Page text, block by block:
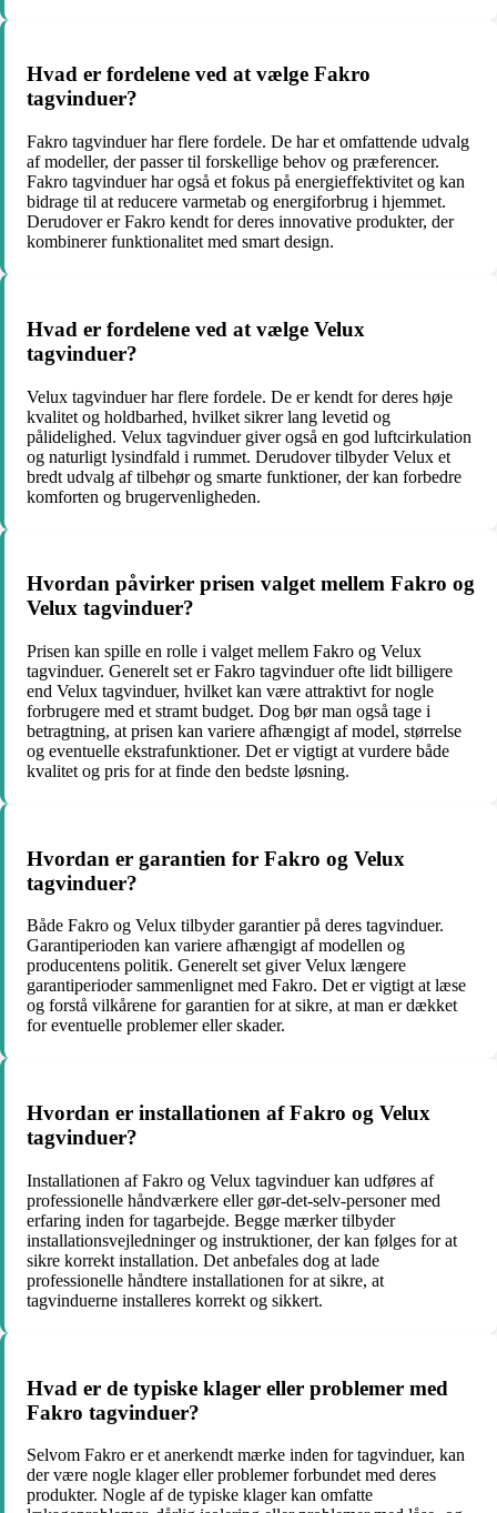
Hvad er fordelene ved at vælge Fakro
tagvinduer?
Fakro tagvinduer har flere fordele. De har et omfattende udvalg
af modeller, der passer til forskellige behov og præferencer.
Fakro tagvinduer har også et fokus på energieffektivitet og kan
bidrage til at reducere varmetab og energiforbrug i hjemmet.
Derudover er Fakro kendt for deres innovative produkter, der
kombinerer funktionalitet med smart design.
Hvad er fordelene ved at vælge Velux
tagvinduer?
Velux tagvinduer har flere fordele. De er kendt for deres høje
kvalitet og holdbarhed, hvilket sikrer lang levetid og
pålidelighed. Velux tagvinduer giver også en god luftcirkulation
og naturligt lysindfald i rummet. Derudover tilbyder Velux et
bredt udvalg af tilbehør og smarte funktioner, der kan forbedre
komforten og brugervenligheden.
Hvordan påvirker prisen valget mellem Fakro og
Velux tagvinduer?
Prisen kan spille en rolle i valget mellem Fakro og Velux
tagvinduer. Generelt set er Fakro tagvinduer ofte lidt billigere
end Velux tagvinduer, hvilket kan være attraktivt for nogle
forbrugere med et stramt budget. Dog bør man også tage i
betragtning, at prisen kan variere afhængigt af model, størrelse
og eventuelle ekstrafunktioner. Det er vigtigt at vurdere både
kvalitet og pris for at finde den bedste løsning.
Hvordan er garantien for Fakro og Velux
tagvinduer?
Både Fakro og Velux tilbyder garantier på deres tagvinduer.
Garantiperioden kan variere afhængigt af modellen og
producentens politik. Generelt set giver Velux længere
garantiperioder sammenlignet med Fakro. Det er vigtigt at læse
og forstå vilkårene for garantien for at sikre, at man er dækket
for eventuelle problemer eller skader.
Hvordan er installationen af Fakro og Velux
tagvinduer?
Installationen af Fakro og Velux tagvinduer kan udføres af
professionelle håndværkere eller gør-det-selv-personer med
erfaring inden for tagarbejde. Begge mærker tilbyder
installationsvejledninger og instruktioner, der kan følges for at
sikre korrekt installation. Det anbefales dog at lade
professionelle håndtere installationen for at sikre, at
tagvinduerne installeres korrekt og sikkert.
Hvad er de typiske klager eller problemer med
Fakro tagvinduer?
Selvom Fakro er et anerkendt mærke inden for tagvinduer, kan
der være nogle klager eller problemer forbundet med deres
produkter. Nogle af de typiske klager kan omfatte